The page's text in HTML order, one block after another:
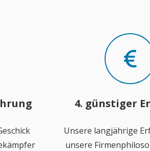
4. günstiger
Unsere langjährige
unsere